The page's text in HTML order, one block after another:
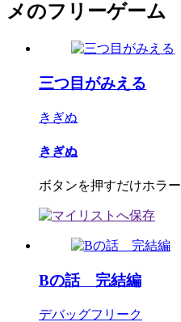
メのフリーゲーム
三つ目がみえる
きぎぬ
きぎぬ
ボタンを押すだけホラー
Bの話 完結編
デバッグフリーク